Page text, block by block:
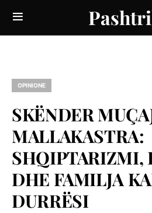
OPINIONE
SKËNDER
MALLAKASTRA:
SHQIPTARIZMI,
DHE FAMILJA
DURRËSI